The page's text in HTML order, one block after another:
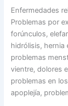
Enfermedades
Problemas por
forúnculos,
hidrólisis, hernia
problemas
vientre, dolores
problemas en
apoplejía,